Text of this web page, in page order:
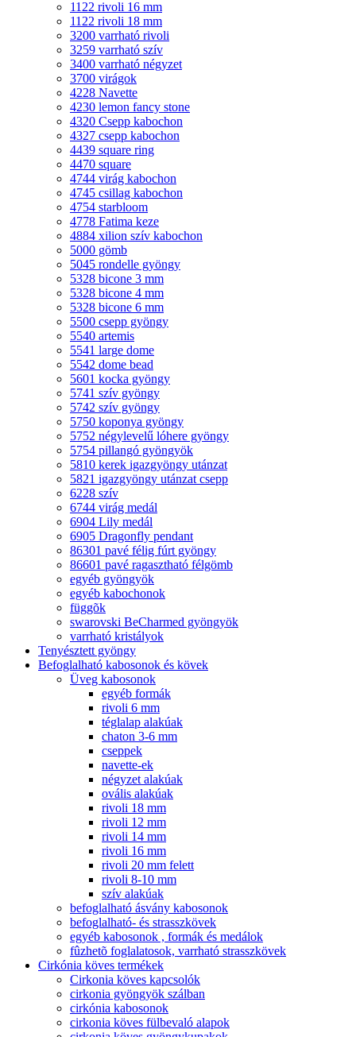
1122 rivoli 16 mm
1122 rivoli 18 mm
3200 varrható rivoli
3259 varrható szív
3400 varrható négyzet
3700 virágok
4228 Navette
4230 lemon fancy stone
4320 Csepp kabochon
4327 csepp kabochon
4439 square ring
4470 square
4744 virág kabochon
4745 csillag kabochon
4754 starbloom
4778 Fatima keze
4884 xilion szív kabochon
5000 gömb
5045 rondelle gyöngy
5328 bicone 3 mm
5328 bicone 4 mm
5328 bicone 6 mm
5500 csepp gyöngy
5540 artemis
5541 large dome
5542 dome bead
5601 kocka gyöngy
5741 szív gyöngy
5742 szív gyöngy
5750 koponya gyöngy
5752 négylevelű lóhere gyöngy
5754 pillangó gyöngyök
5810 kerek igazgyöngy utánzat
5821 igazgyöngy utánzat csepp
6228 szív
6744 virág medál
6904 Lily medál
6905 Dragonfly pendant
86301 pavé félig fúrt gyöngy
86601 pavé ragasztható félgömb
egyéb gyöngyök
egyéb kabochonok
függõk
swarovski BeCharmed gyöngyök
varrható kristályok
Tenyésztett gyöngy
Befoglalható kabosonok és kövek
Üveg kabosonok
egyéb formák
rivoli 6 mm
téglalap alakúak
chaton 3-6 mm
cseppek
navette-ek
négyzet alakúak
ovális alakúak
rivoli 18 mm
rivoli 12 mm
rivoli 14 mm
rivoli 16 mm
rivoli 20 mm felett
rivoli 8-10 mm
szív alakúak
befoglalható ásvány kabosonok
befoglalható- és strasszkövek
egyéb kabosonok , formák és medálok
fûzhetõ foglalatosok, varrható strasszkövek
Cirkónia köves termékek
Cirkonia köves kapcsolók
cirkonia gyöngyök szálban
cirkónia kabosonok
cirkonia köves fülbevaló alapok